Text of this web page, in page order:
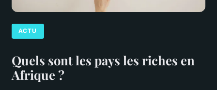
ACTU
Quels sont les pays les riches en
Afrique ?